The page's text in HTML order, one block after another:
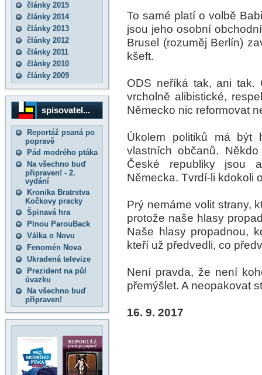
články 2015
články 2014
články 2013
články 2012
články 2011
články 2010
články 2009
spisovatel...
Reportáž psaná po
popravě
Pád modrého ptáka
Na všechno buď
připraven! - 2.
vydání
Kronika Bratrstva
Kočkovy pracky
Špinavá hra
Plnou ParouBack
Válka o Novu
Fenomén Nova
Ukradená televize
Prezident na půl
úvazku
Na všechno buď
připraven!
To samé platí o volbě
jsou jeho osobní
Brusel (rozuměj Berlín)
kšeft.
ODS neříká tak, ani tak.
vrcholně alibistické,
Německo nic reformovat
Úkolem politiků má být
vlastních občanů.
České republiky jsou
Německa. Tvrdí-li kdokoli
Prý nemáme volit strany,
protože naše hlasy
Naše hlasy propadnou,
kteří už předvedli, co
Není pravda, že není
přemýšlet. A neopakovat
16. 9. 2017